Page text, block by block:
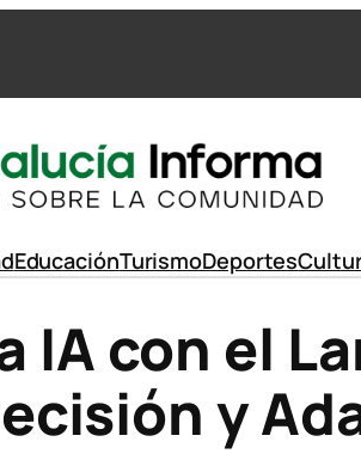
EducaciónTurismoDeportes
IA con el
y